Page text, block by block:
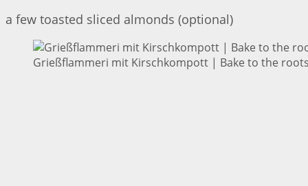
a few toasted sliced almonds (optional)
Grießflammeri mit Kirschkompott | Bake to the